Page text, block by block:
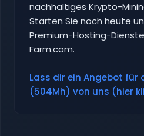
nachhaltiges Krypto-
Starten Sie noch heute
Premium-Hosting-
Farm.com.
Lass dir ein Angebot für
(504Mh) von uns (hier